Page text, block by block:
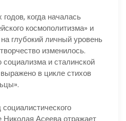
когда началась
космополитизма» и
глубокий личный уровень
изменилось.
социализма и сталинской
в цикле стихов
Николая Асеева отражает